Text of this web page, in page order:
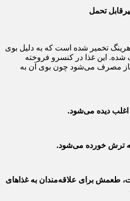
تحمل
تخمیر شده است که به دلیل بوی
شده. این غذا در کنسرو فروخته
مصرف می‌شود چون بوی آن به
اغلب دیده می‌شود.
ترش خورده می‌شود.
طعمش برای علاقه‌مندان به غذاهای